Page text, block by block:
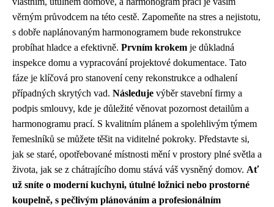
věrným průvodcem na této cestě. Zapomeňte na stres a nejistotu,
s dobře naplánovaným harmonogramem bude rekonstrukce
probíhat hladce a efektivně. Prvním krokem je důkladná
inspekce domu a vypracování projektové dokumentace. Tato
fáze je klíčová pro stanovení ceny rekonstrukce a odhalení
případných skrytých vad. Následuje výběr stavební firmy a
podpis smlouvy, kde je důležité věnovat pozornost detailům a
harmonogramu prací. S kvalitním plánem a spolehlivým týmem
řemeslníků se můžete těšit na viditelné pokroky. Představte si,
jak se staré, opotřebované místnosti mění v prostory plné světla a
života, jak se z chátrajícího domu stává váš vysněný domov. Ať
už sníte o moderní kuchyni, útulné ložnici nebo prostorné
koupelně, s pečlivým plánováním a profesionálním